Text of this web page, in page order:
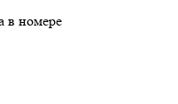
в номере